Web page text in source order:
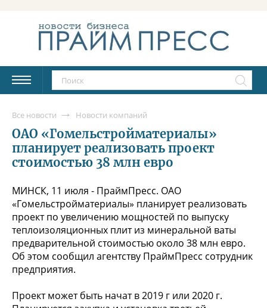
Все новости Новости компаний
ОАО «Гомельстройматериалы»
планирует реализовать проект
стоимостью 38 млн евро
МИНСК, 11 июля - ПраймПресс. ОАО
«Гомельстройматериалы» планирует реализовать
проект по увеличению мощностей по выпуску
теплоизоляционных плит из минеральной ваты
предварительной стоимостью около 38 млн евро.
Об этом сообщил агентству ПраймПресс сотрудник
предприятия.
Проект может быть начат в 2019 г или 2020 г.